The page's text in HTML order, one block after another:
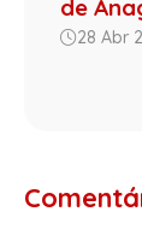
de
28 Abr